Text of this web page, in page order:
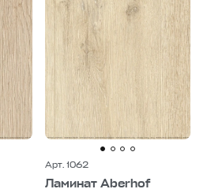
Арт. 1062
Ламинат Aberhof